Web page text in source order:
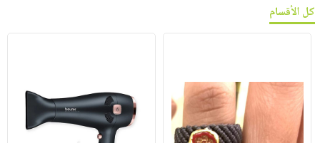
كل الأقسام